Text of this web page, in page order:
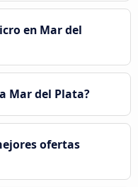
en Mar del
Mar del Plata?
ofertas